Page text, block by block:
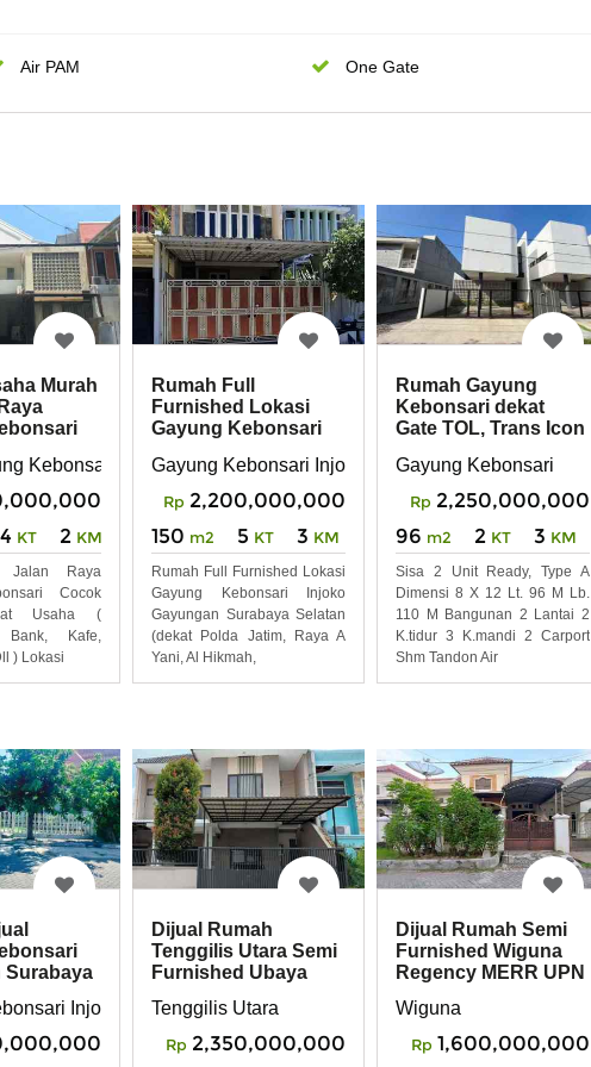
Air PAM One Gate
Surabaya
Murah
Kebonsari
4 KT 2 KM
Jalan Raya
Cocok
Usaha (
Bank, Kafe,
) Lokasi
Rumah Full
Furnished Lokasi
Gayung Kebonsari
Selatan
Gayung Kebonsari Injoko
Rp 2,200,000,000
150 m2 5 KT 3 KM
Rumah Full Furnished Lokasi
Gayung Kebonsari Injoko
Gayungan Surabaya Selatan
(dekat Polda Jatim, Raya A
Yani, Al Hikmah,
Rumah Gayung
Kebonsari dekat
Gate TOL, Trans Icon
Gayung Kebonsari
Rp 2,250,000,000
96 m2 2 KT 3 KM
Sisa 2 Unit Ready, Type A
Dimensi 8 X 12 Lt. 96 M Lb.
110 M Bangunan 2 Lantai 2
K.tidur 3 K.mandi 2 Carport
Shm Tandon Air
Surabaya
Injoko, Ketintang, Kec. Gayungan, Surabaya Selatan
Dijual Rumah
Tenggilis Utara Semi
Furnished Ubaya
Tenggilis Utara
Rp 2,350,000,000
Dijual Rumah Semi
Furnished Wiguna
Regency MERR UPN
Wiguna
Rp 1,600,000,000